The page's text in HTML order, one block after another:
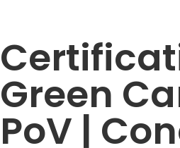
Green
PoV |